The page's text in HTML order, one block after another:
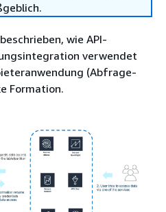
wie API-
verwendet
(Abfrage-
Formation.